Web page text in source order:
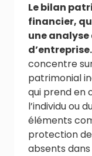
Le bilan
financier,
une
d’entreprise.
concentre
patrimonial
qui prend en
l’individu ou
éléments
protection
absents